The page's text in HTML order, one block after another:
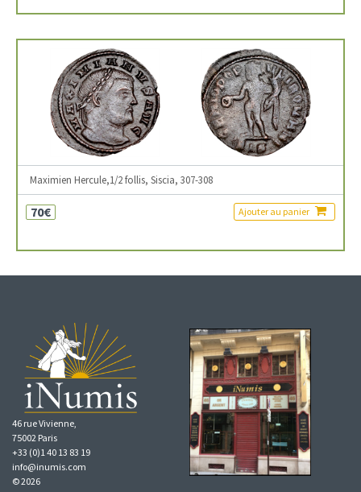
Maximien Hercule,1/2 follis, Siscia, 307-308
70€ Ajouter au panier
46 rue Vivienne,
75002 Paris
+33 (0)1 40 13 83 19
info@inumis.com
© 2026